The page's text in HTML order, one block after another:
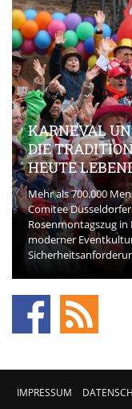
KARNEVAL
DIE
HEUTE
Mehr als 700.000
Comitee
Rosenmontagszug
moderner
IMPRESSUM